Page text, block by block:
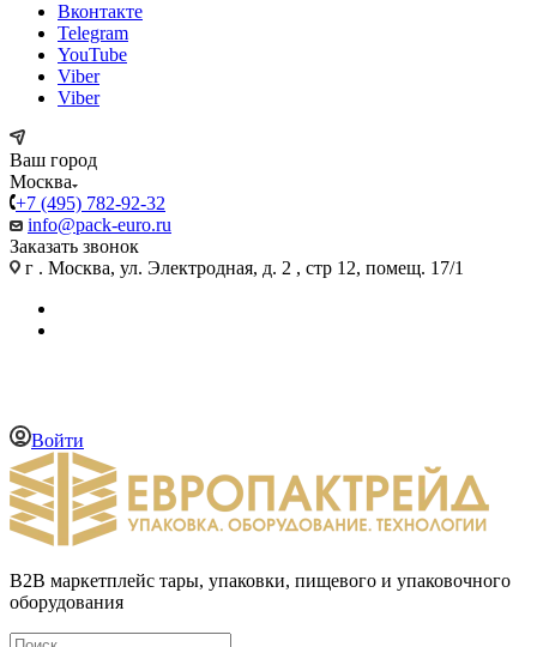
Вконтакте
Telegram
YouTube
Viber
Viber
Ваш город
Москва
+7 (495) 782-92-32
info@pack-euro.ru
Заказать звонок
г . Москва, ул. Электродная, д. 2 , стр 12, помещ. 17/1
Войти
B2B маркетплейс тары, упаковки, пищевого и упаковочного
оборудования